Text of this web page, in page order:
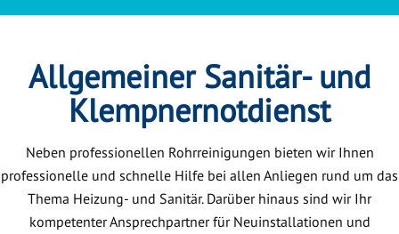
Allgemeiner Sanitär- und
Klempnernotdienst
Neben professionellen Rohrreinigungen bieten wir Ihnen
professionelle und schnelle Hilfe bei allen Anliegen rund um das
Thema Heizung- und Sanitär. Darüber hinaus sind wir Ihr
kompetenter Ansprechpartner für Neuinstallationen und